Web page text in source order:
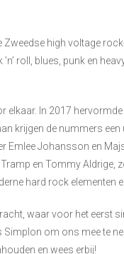
Zweedse high voltage
roll, blues, punk en
In 2017 hervormde
krijgen de nummers
Emlee Johansson en
en Tommy Aldrige,
hard rock elementen
waar voor het eerst
om ons mee te
en wees erbij!